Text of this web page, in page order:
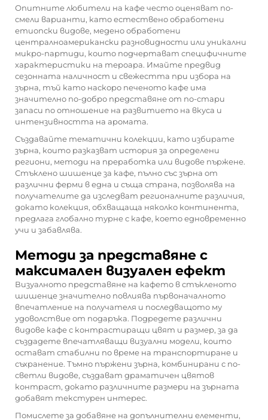
Опитните любители на кафе често оценяват по-
смели варианти, като естествено обработени
етиопски видове, медено обработени
централноамерикански разновидности или уникални
микро-партиди, които подчертават специфичните
характеристики на тероара. Имайте предвид
сезонната наличност и свежестта при избора на
зърна, тъй като наскоро печеното кафе има
значително по-добро представяне от по-стари
запаси по отношение на развитието на вкуса и
интензивността на аромата.
Създавайте тематични колекции, като избирате
зърна, които разказват история за определени
региони, методи на преработка или видове пържене.
Стъклено шишенце за кафе, пълно със зърна от
различни ферми в една и съща страна, позволява на
получателите да изследват регионалните различия,
докато колекция, обхващаща няколко континента,
предлага глобално турне с кафе, което едновременно
учи и забавлява.
Методи за представяне с
максимален визуален ефект
Визуалното представяне на кафето в стъкленото
шишенце значително повлиява първоначалното
впечатление на получателя и последващото му
удоволствие от подаръка. Подредете различни
видове кафе с контрастиращи цвят и размер, за да
създадете впечатляващи визуални модели, които
остават стабилни по време на транспортиране и
съхранение. Тъмно пържени зърна, комбинирани с по-
светли видове, създават драматичен цвятов
контраст, докато различните размери на зърната
добавят текстурен интерес.
Помислете за добавяне на допълнителни елементи,